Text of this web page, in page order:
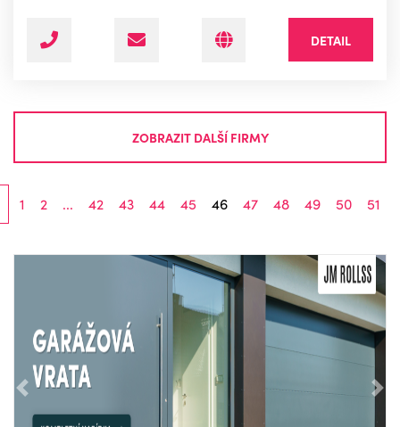
DETAIL
ZOBRAZIT DALŠÍ FIRMY
1 2 ... 42 43 44 45 46 47 48 49 50 51
Předchozí